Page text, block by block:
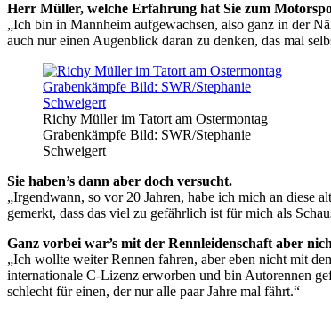
Herr Müller, welche Erfahrung hat Sie zum
„Ich bin in Mannheim aufgewachsen, also ganz in der
auch nur einen Augenblick daran zu denken, das mal
Richy Müller im Tatort am Ostermontag
Grabenkämpfe Bild: SWR/Stephanie
Schweigert
Sie haben’s dann aber doch versucht.
„Irgendwann, so vor 20 Jahren, habe ich mich an diese
gemerkt, dass das viel zu gefährlich ist für mich als
Ganz vorbei war’s mit der Rennleidenschaft aber
„Ich wollte weiter Rennen fahren, aber eben nicht mit
internationale C-Lizenz erworben und bin Autorennen
schlecht für einen, der nur alle paar Jahre mal fährt.“